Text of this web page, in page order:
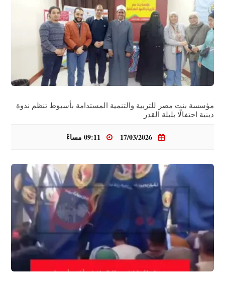
مؤسسة بنت مصر للتربية والتنمية المستدامة بأسيوط تنظم ندوة
دينية احتفالًا بليلة القدر